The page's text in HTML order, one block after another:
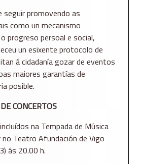
seguir promovendo as
como un mecanismo
progreso persoal e social,
un esixente protocolo de
á cidadanía gozar de eventos
maiores garantías de
posible.
CONCERTOS
na Tempada de Música
no Teatro Afundación de Vigo
ás 20.00 h.